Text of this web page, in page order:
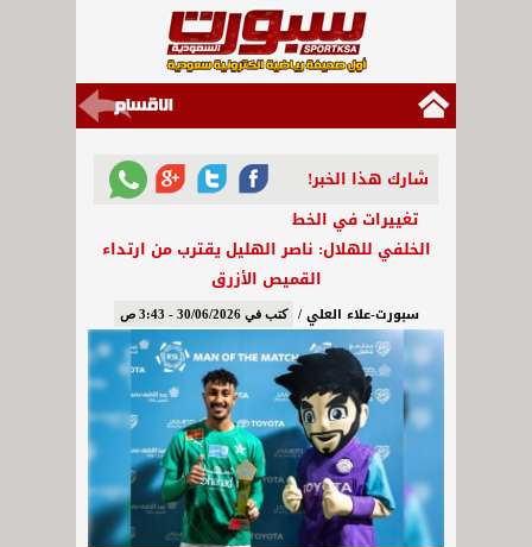
شارك هذا الخبر!
تغييرات في الخط
الخلفي للهلال: ناصر الهليل يقترب من ارتداء
القميص الأزرق
سبورت-علاء العلي / كتب في 30/06/2026 - 3:43 ص